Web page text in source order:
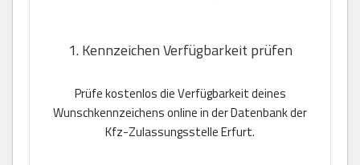
1. Kennzeichen Verfügbarkeit prüfen
Prüfe kostenlos die Verfügbarkeit deines
Wunschkennzeichens online in der Datenbank der
Kfz-Zulassungsstelle Erfurt.